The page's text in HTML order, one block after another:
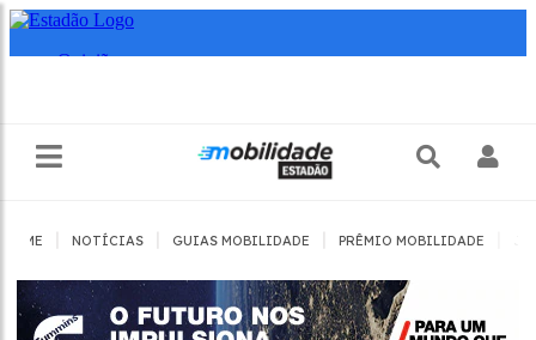
HOME NOTÍCIAS GUIAS MOBILIDADE PRÊMIO MOBILIDADE